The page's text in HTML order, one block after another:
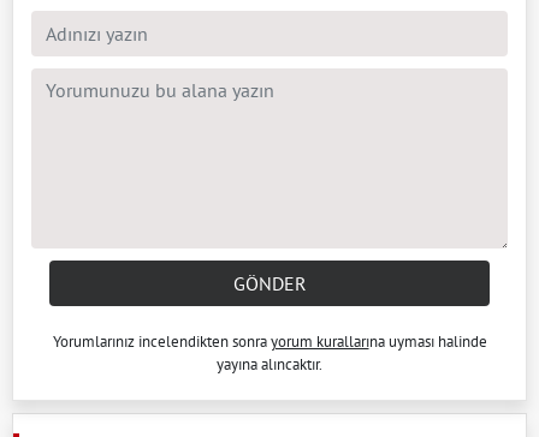
GÖNDER
Yorumlarınız incelendikten sonrayorum kurallarına uyması halinde
yayına alıncaktır.